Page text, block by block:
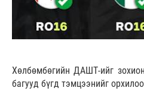
Хөлбөмбөгийн ДАШТ-ийг
багууд бүгд тэмцээнийг